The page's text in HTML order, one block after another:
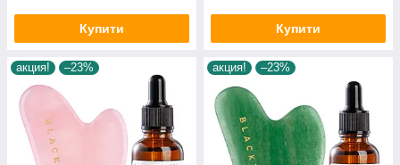
Купити Купити
акция! –23% акция! –23%